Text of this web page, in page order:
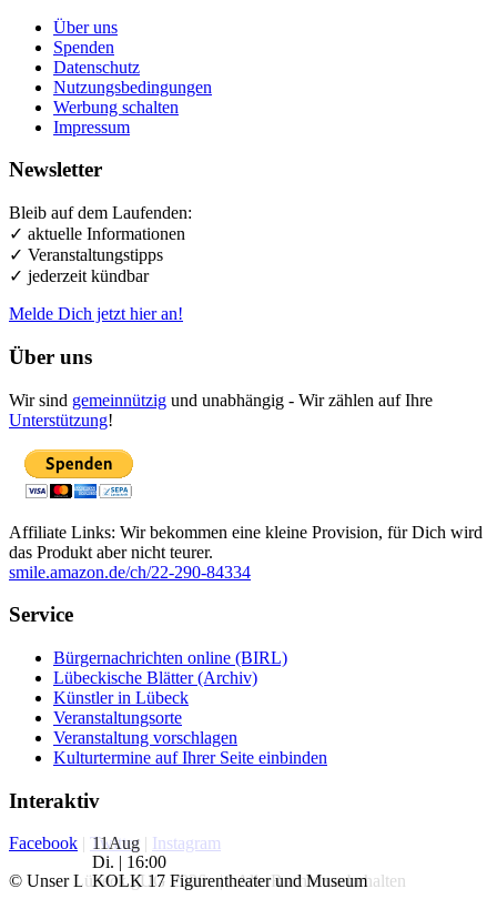
11Aug
Di. | 16:00
KOLK 17 Figurentheater und Museum
Über uns
Spenden
Datenschutz
Nutzungsbedingungen
Werbung schalten
Impressum
Newsletter
Bleib auf dem Laufenden:
✓ aktuelle Informationen
✓ Veranstaltungstipps
✓ jederzeit kündbar
Melde Dich jetzt hier an!
Über uns
Wir sind gemeinnützig und unabhängig - Wir zählen auf Ihre
Unterstützung!
Affiliate Links: Wir bekommen eine kleine Provision, für Dich wird
das Produkt aber nicht teurer.
smile.amazon.de/ch/22-290-84334
Service
Bürgernachrichten online (BIRL)
Lübeckische Blätter (Archiv)
Künstler in Lübeck
Veranstaltungsorte
Veranstaltung vorschlagen
Kulturtermine auf Ihrer Seite einbinden
Interaktiv
Facebook | Twitter | Instagram
© Unser Lübeck gUG 2026 | Alle Rechte vorbehalten